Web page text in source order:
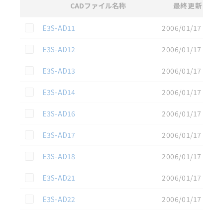
CADファイル名称 最終更新
この資料を選択
E3S-AD11
2006/01/17
この資料を選択
E3S-AD12
2006/01/17
この資料を選択
E3S-AD13
2006/01/17
この資料を選択
E3S-AD14
2006/01/17
この資料を選択
E3S-AD16
2006/01/17
この資料を選択
E3S-AD17
2006/01/17
この資料を選択
E3S-AD18
2006/01/17
この資料を選択
E3S-AD21
2006/01/17
この資料を選択
E3S-AD22
2006/01/17